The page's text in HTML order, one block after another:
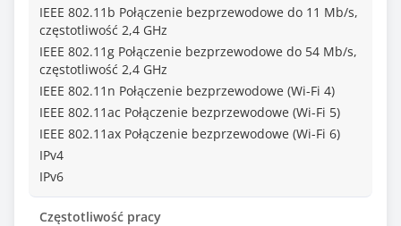
IEEE 802.11b Połączenie bezprzewodowe do 11 Mb/s,
częstotliwość 2,4 GHz
IEEE 802.11g Połączenie bezprzewodowe do 54 Mb/s,
częstotliwość 2,4 GHz
IEEE 802.11n Połączenie bezprzewodowe (Wi-Fi 4)
IEEE 802.11ac Połączenie bezprzewodowe (Wi-Fi 5)
IEEE 802.11ax Połączenie bezprzewodowe (Wi-Fi 6)
IPv4
IPv6
Częstotliwość pracy